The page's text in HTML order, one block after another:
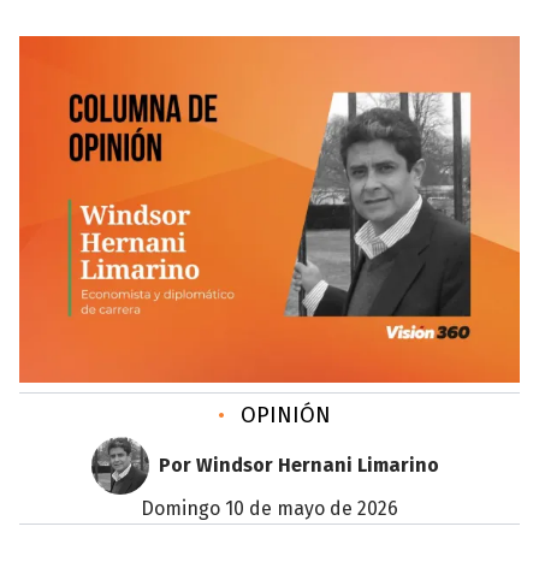
• OPINIÓN
Por Windsor Hernani Limarino
domingo 10 de mayo de 2026